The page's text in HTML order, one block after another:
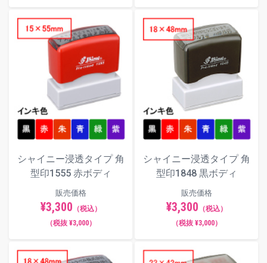
シャイニー浸透タイプ 角
型印1555 赤ボディ
販売価格
¥3,300 （税込）
（税抜 ¥3,000）
シャイニー浸透タイプ 角
型印1848 黒ボディ
販売価格
¥3,300 （税込）
（税抜 ¥3,000）